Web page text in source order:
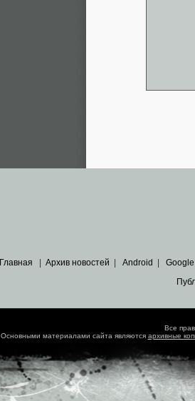
Главная Архив новостей Android Google
Все
Основными материалами сайта являются архивные